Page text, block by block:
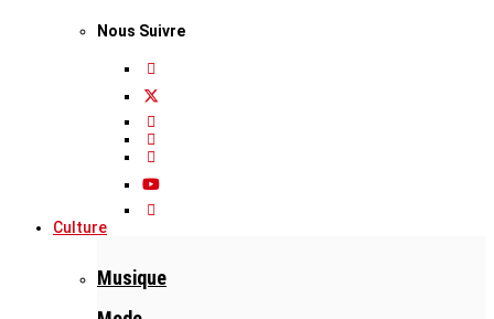
Nous Suivre
Culture
Musique